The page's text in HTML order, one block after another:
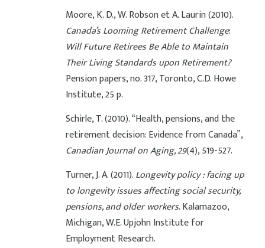
Moore, K. D., W. Robson et A. Laurin (2010).
Canada’s Looming Retirement Challenge:
Will Future Retirees Be Able to Maintain
Their Living Standards upon Retirement?
Pension papers, no. 317, Toronto, C.D. Howe
Institute, 25 p.
Schirle, T. (2010). “Health, pensions, and the
retirement decision: Evidence from Canada”,
Canadian Journal on Aging, 29(4), 519-527.
Turner, J. A. (2011).Longevity policy : facing up
to longevity issues affecting social security,
pensions, and older workers. Kalamazoo,
Michigan, W.E. Upjohn Institute for
Employment Research.